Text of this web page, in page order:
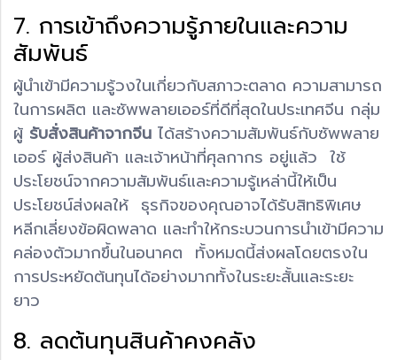
7. การเข้าถึงความรู้ภายในและความ
สัมพันธ์
ผู้นำเข้ามีความรู้วงในเกี่ยวกับสภาวะตลาด ความสามารถ
ในการผลิต และซัพพลายเออร์ที่ดีที่สุดในประเทศจีน กลุ่ม
ผู้ รับสั่งสินค้าจากจีน ได้สร้างความสัมพันธ์กับซัพพลาย
เออร์ ผู้ส่งสินค้า และเจ้าหน้าที่ศุลกากร อยู่แล้ว ใช้
ประโยชน์จากความสัมพันธ์และความรู้เหล่านี้ให้เป็น
ประโยชน์ส่งผลให้ ธุรกิจของคุณอาจได้รับสิทธิพิเศษ
หลีกเลี่ยงข้อผิดพลาด และทำให้กระบวนการนำเข้ามีความ
คล่องตัวมากขึ้นในอนาคต ทั้งหมดนี้ส่งผลโดยตรงใน
การประหยัดต้นทุนได้อย่างมากทั้งในระยะสั้นและระยะ
ยาว
8. ลดต้นทุนสินค้าคงคลัง